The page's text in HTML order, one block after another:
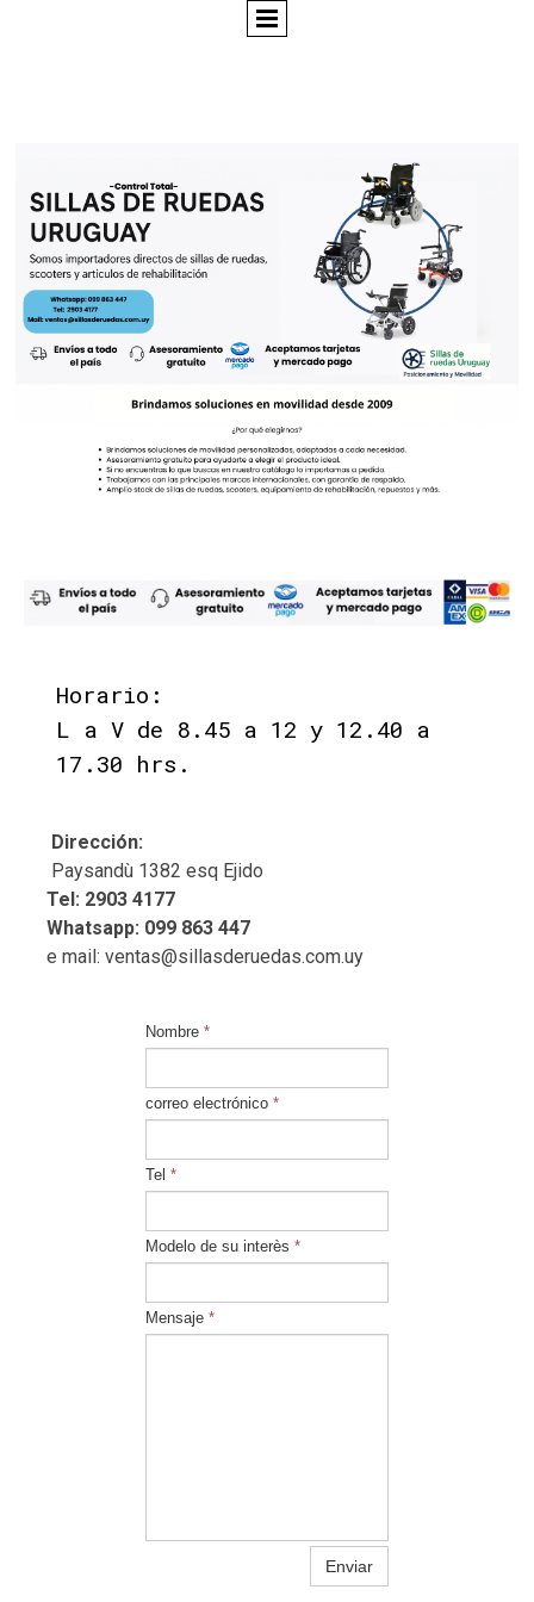
Horario:
L a V de 8.45 a 12 y 12.40 a
17.30 hrs.
Dirección:
Paysandù 1382 esq Ejido
Tel: 2903 4177
Whatsapp: 099 863 447
e mail: ventas@sillasderuedas.com.uy
Nombre *
correo electrónico *
Tel *
Modelo de su interès *
Mensaje *
Enviar